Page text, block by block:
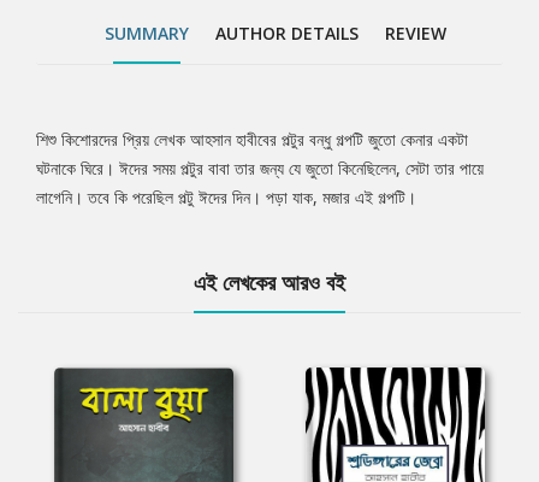
SUMMARY AUTHOR DETAILS REVIEW
Tab
Article
শিশু কিশোরদের প্রিয় লেখক আহসান হাবীবের পল্টুর বন্ধু গল্পটি জুতো কেনার একটা
ঘটনাকে ঘিরে। ঈদের সময় পল্টুর বাবা তার জন্য যে জুতো কিনেছিলেন, সেটা তার পায়ে
লাগেনি। তবে কি পরেছিল পল্টু ঈদের দিন। পড়া যাক, মজার এই গল্পটি।
এই লেখকের আরও বই